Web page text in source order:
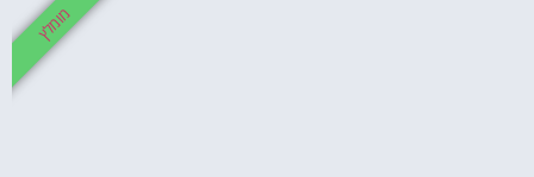
מומלץ